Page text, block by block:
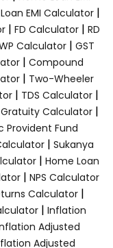
EMI Calculator |
| FD Calculator | RD
Calculator | GST
| Compound
| Two-Wheeler
| TDS Calculator|
Gratuity Calculator|
Provident Fund
| Sukanya
| Home Loan
| NPS Calculator
Calculator |
| Inflation
Adjusted
Adjusted